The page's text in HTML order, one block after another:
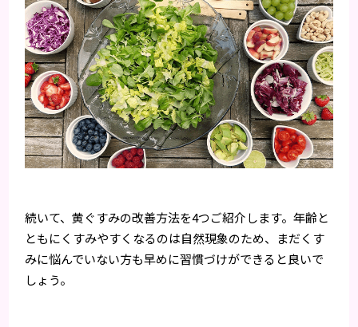
続いて、黄ぐすみの改善方法を4つご紹介します。年齢と
ともにくすみやすくなるのは自然現象のため、まだくす
みに悩んでいない方も早めに習慣づけができると良いで
しょう。